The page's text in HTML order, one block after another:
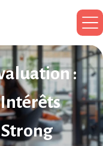
:
Intérêts